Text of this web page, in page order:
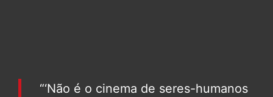
“‘Não é o cinema de seres-humanos